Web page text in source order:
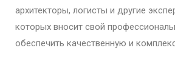
архитекторы, логисты и другие
которых вносит свой
обеспечить качественную и